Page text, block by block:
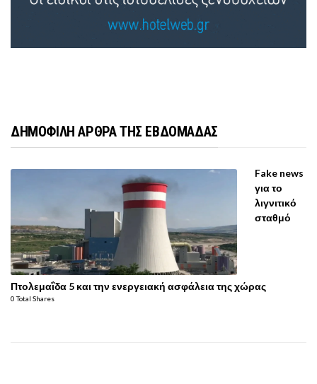
ΔΗΜΟΦΙΛΗ ΑΡΘΡΑ ΤΗΣ ΕΒΔΟΜΑΔΑΣ
Fake news
για το
λιγνιτικό
σταθμό
Πτολεμαΐδα 5 και την ενεργειακή ασφάλεια της χώρας
0 Total Shares